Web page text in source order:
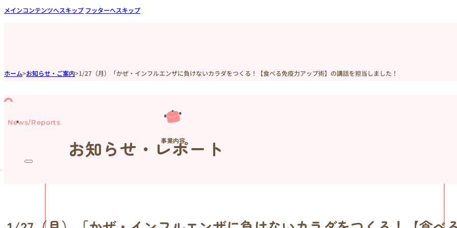
メインコンテンツへスキップ フッターへスキップ
事業内容
ホーム>お知らせ・ご案内>1/27（月）「かぜ・インフルエンザに負けないカラダをつくる！【食べる免疫力アップ術】の講話を担当しました！
News/Reports
お知らせ・レポート